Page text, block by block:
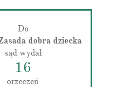
Do
dobra dziecka
sąd wydał
16
orzeczeń